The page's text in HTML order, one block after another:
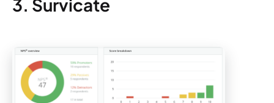
3. Survicate